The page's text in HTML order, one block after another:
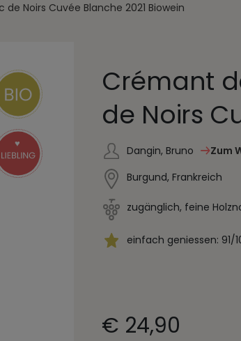
Noirs Cuvée Blanche 2021 Biowein
Crémant
de Noirs
Dangin, Bruno
Zum
Burgund, Frankreich
zugänglich, feine
einfach geniessen: 91/
€ 24,90